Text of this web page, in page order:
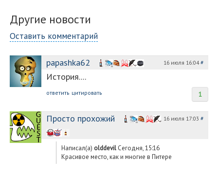
Другие новости
Оставить комментарий
papashka62 16 июля 16:04#
История....
1
ответить цитировать
Просто прохожий 16 июля 17:03 #
Написал(а) olddevil Сегодня, 15:16
Красивое место, как и многие в Питере